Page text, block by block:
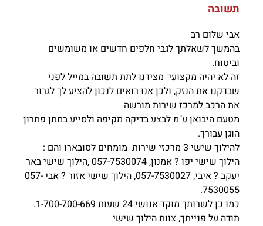
תשובה
אבי שלום רב
בהמשך לשאלתך לגבי חלפים חדשים או משומשים
וביטוח.
זה לא יהיה מקצועי מצידנו לתת תשובה במייל לפני
שבדקנו את הנזק, ולכן אנו רואים לנכון להציע לך לגרור
את הרכב למרכז שירות מורשה
מטעם היבואן ע"מ לבצע בדיקה מקיפה ולסייע במתן פתרון
הוגן עבורך.
להילוך שישי 3 מרכזי שירות מומחים לסובארו והם :
הילוך שישי יפו ? אמנון, 057-7530074 ,הילוך שישי באר
יעקב ? איבי, 057-7530027, הילוך שישי אזור ? אבי 057-
7530055.
כמו כן לשרותך מוקד אנושי 24 שעות 1-700-700-669.
תודה על פנייתך, צוות הילוך שישי